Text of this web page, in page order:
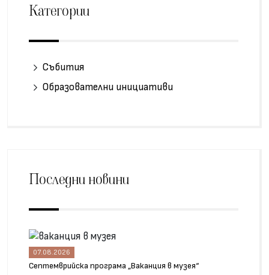
Категории
Събития
Образователни инициативи
Последни новини
07.08.2026
Септемврийска програма „Ваканция в музея“